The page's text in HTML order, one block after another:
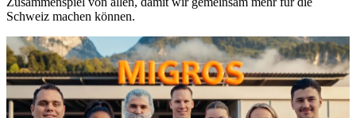
Schweiz machen können.